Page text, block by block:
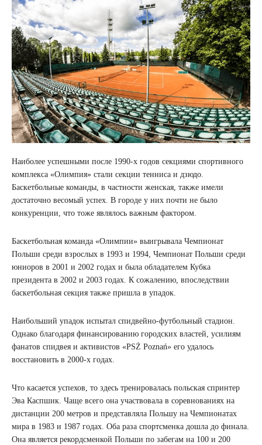
Наиболее успешными после 1990-х годов секциями спортивного
комплекса «Олимпия» стали секции тенниса и дзюдо.
Баскетбольные команды, в частности женская, также имели
достаточно весомый успех. В городе у них почти не было
конкуренции, что тоже являлось важным фактором.
Баскетбольная команда «Олимпии» выигрывала Чемпионат
Польши среди взрослых в 1993 и 1994, Чемпионат Польши среди
юниоров в 2001 и 2002 годах и была обладателем Кубка
президента в 2002 и 2003 годах. К сожалению, впоследствии
баскетбольная секция также пришла в упадок.
Наибольший упадок испытал спидвейно-футбольный стадион.
Однако благодаря финансированию городских властей, усилиям
фанатов спидвея и активистов «PSŻ Poznań» его удалось
восстановить в 2000-х годах.
Что касается успехов, то здесь тренировалась польская спринтер
Эва Каспшик. Чаще всего она участвовала в соревнованиях на
дистанции 200 метров и представляла Польшу на Чемпионатах
мира в 1983 и 1987 годах. Оба раза спортсменка дошла до финала.
Она является рекордсменкой Польши по забегам на 100 и 200